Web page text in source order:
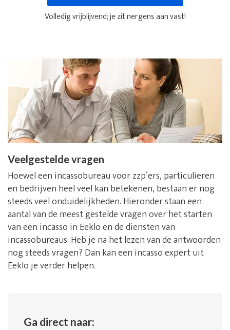
Volledig vrijblijvend; je zit nergens aan vast!
Veelgestelde vragen
Hoewel een incassobureau voor zzp’ers, particulieren
en bedrijven heel veel kan betekenen, bestaan er nog
steeds veel onduidelijkheden. Hieronder staan een
aantal van de meest gestelde vragen over het starten
van een incasso in Eeklo en de diensten van
incassobureaus. Heb je na het lezen van de antwoorden
nog steeds vragen? Dan kan een incasso expert uit
Eeklo je verder helpen.
Ga direct naar: